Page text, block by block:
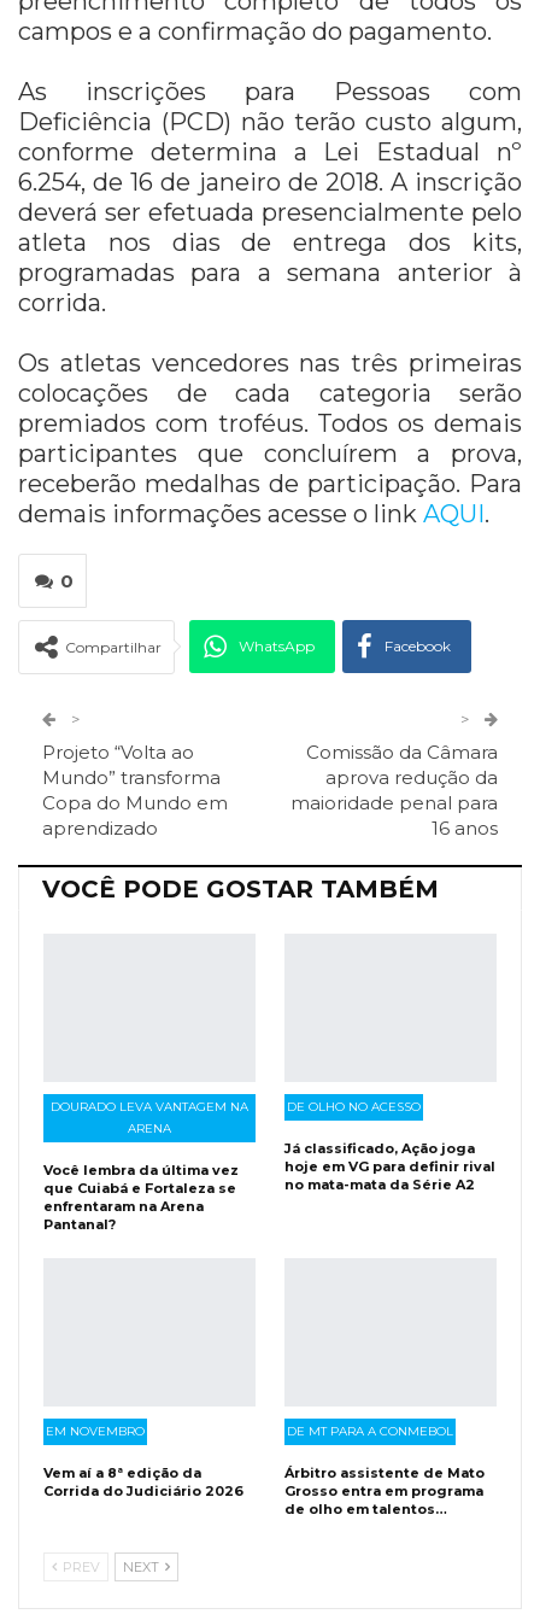
campos e a confirmação do pagamento.
As inscrições para Pessoas com
Deficiência (PCD) não terão custo algum,
conforme determina a Lei Estadual nº
6.254, de 16 de janeiro de 2018. A inscrição
deverá ser efetuada presencialmente pelo
atleta nos dias de entrega dos kits,
programadas para a semana anterior à
corrida.
Os atletas vencedores nas três primeiras
colocações de cada categoria serão
premiados com troféus. Todos os demais
participantes que concluírem a prova,
receberão medalhas de participação. Para
demais informações acesse o link AQUI.
0
Compartilhar WhatsApp Facebook
ReddIt
Facebook Messenger O email
>
Projeto “Volta ao
Mundo” transforma
Copa do Mundo em
aprendizado
>
Comissão da Câmara
aprova redução da
maioridade penal para
16 anos
VOCÊ PODE GOSTAR TAMBÉM
DOURADO LEVA VANTAGEM NA
ARENA
Você lembra da última vez
que Cuiabá e Fortaleza se
enfrentaram na Arena
Pantanal?
DE OLHO NO ACESSO
Já classificado, Ação joga
hoje em VG para definir rival
no mata-mata da Série A2
EM NOVEMBRO
Vem aí a 8ª edição da
Corrida do Judiciário 2026
DE MT PARA A CONMEBOL
Árbitro assistente de Mato
Grosso entra em programa
de olho em talentos…
PREV NEXT